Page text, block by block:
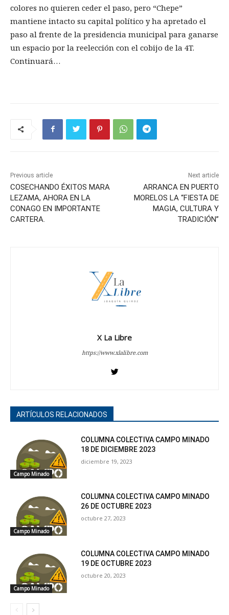
colores no quieren ceder el paso, pero “Chepe”
mantiene intacto su capital político y ha apretado el
paso al frente de la presidencia municipal para ganarse
un espacio por la reelección con el cobijo de la 4T.
Continuará…
Previous article
COSECHANDO ÉXITOS MARA
LEZAMA, AHORA EN LA
CONAGO EN IMPORTANTE
CARTERA.
Next article
ARRANCA EN PUERTO
MORELOS LA “FIESTA DE
MAGIA, CULTURA Y
TRADICIÓN”
X La Libre
https://www.xlalibre.com
ARTÍCULOS RELACIONADOS
Campo Minado
COLUMNA COLECTIVA CAMPO MINADO
18 DE DICIEMBRE 2023
diciembre 19, 2023
Campo Minado
COLUMNA COLECTIVA CAMPO MINADO
26 DE OCTUBRE 2023
octubre 27, 2023
Campo Minado
COLUMNA COLECTIVA CAMPO MINADO
19 DE OCTUBRE 2023
octubre 20, 2023